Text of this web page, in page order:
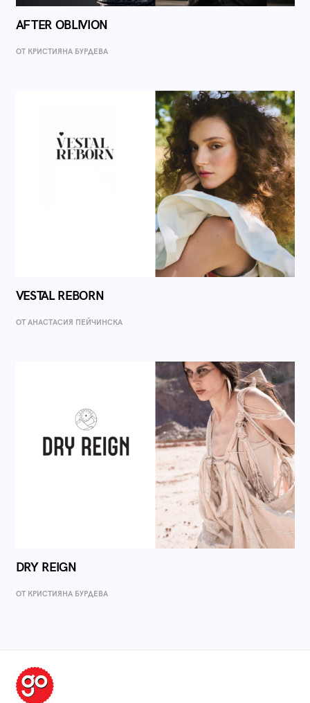
AFTER OBLIVION
ОТ КРИСТИЯНА БУРДЕВА
VESTAL REBORN
ОТ AНАСТАСИЯ ПЕЙЧИНСКА
DRY REIGN
ОТ КРИСТИЯНА БУРДЕВА